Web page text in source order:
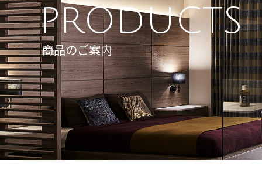
PRODUCTS
商品のご案内